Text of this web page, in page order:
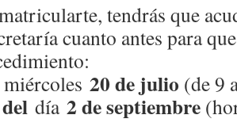
tendrás que
cuanto antes para
20 de julio (de 9
día 2 de septiembre